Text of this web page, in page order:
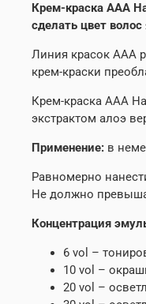
Крем-краска ААА
сделать цвет
Линия красок ААА
крем-краски
Крем-краска ААА
экстрактом алоэ
Применение: в
Равномерно
Не должно
Концентрация
6 vol –
10 vol –
20 vol –